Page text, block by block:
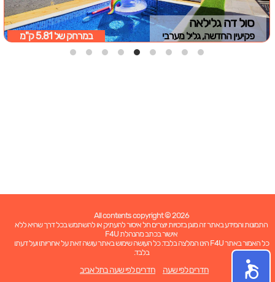
סול דה גלילאה
פקיעין החדשה, גליל מערבי במרחק של 5.81 ק"מ
All contents copyright © 2026
התמונות והמידע באתר זה מוגן בזכויות יוצרים חל איסור להעתיק או להשתמש בכל דרך שהיא ללא
אישור בכתב מהנהלת F4U
כל האמור באתר F4U הינו המלצה בלבד. כל העושה שימוש באתר עושה זאת על אחריותו ועל דעתו
בלבד.
חדרים לפי שעה חדרים לפי שעה בתל אביב